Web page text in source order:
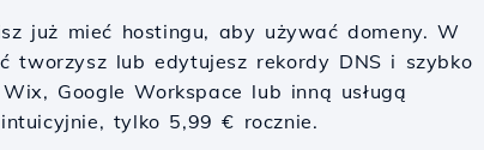
już mieć hostingu, aby używać domeny. W
tworzysz lub edytujesz rekordy DNS i szybko
Google Workspace lub inną usługą
tylko 5,99 € rocznie.